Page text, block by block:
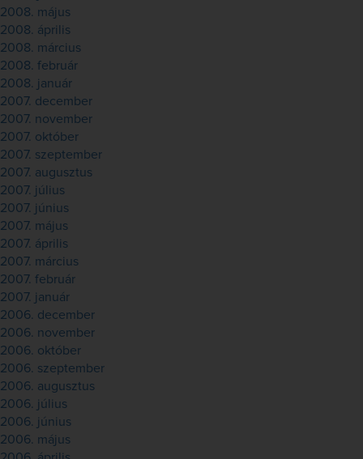
2008. május
2008. április
2008. március
2008. február
2008. január
2007. december
2007. november
2007. október
2007. szeptember
2007. augusztus
2007. július
2007. június
2007. május
2007. április
2007. március
2007. február
2007. január
2006. december
2006. november
2006. október
2006. szeptember
2006. augusztus
2006. július
2006. június
2006. május